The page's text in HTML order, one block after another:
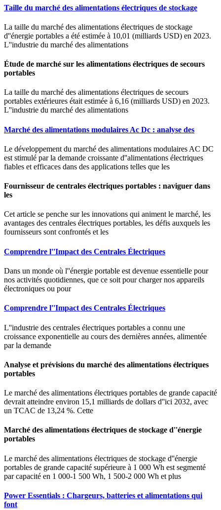
Taille du marché des alimentations électriques de stockage
La taille du marché des alimentations électriques de stockage
d''énergie portables a été estimée à 10,01 (milliards USD) en 2023.
L''industrie du marché des alimentations
Étude de marché sur les alimentations électriques de secours
portables
La taille du marché des alimentations électriques de secours
portables extérieures était estimée à 6,16 (milliards USD) en 2023.
L''industrie du marché des alimentations
Marché des alimentations modulaires Ac Dc : analyse des
Le développement du marché des alimentations modulaires AC DC
est stimulé par la demande croissante d''alimentations électriques
fiables et efficaces dans des applications telles que les
Fournisseur de centrales électriques portables : naviguer dans
les
Cet article se penche sur les innovations qui animent le marché, les
avantages des centrales électriques portables, les défis auxquels les
fournisseurs sont confrontés et les
Comprendre l''Impact des Centrales Électriques
Dans un monde où l''énergie portable est devenue essentielle pour
nos activités quotidiennes, que ce soit pour charger nos appareils
électroniques ou pour
Comprendre l''Impact des Centrales Électriques
L''industrie des centrales électriques portables a connu une
croissance exponentielle au cours des dernières années, alimentée
par la demande
Analyse et prévisions du marché des alimentations électriques
portables
Le marché des alimentations électriques portables de grande capacité
devrait atteindre environ 15,1 milliards de dollars d''ici 2032, avec
un TCAC de 13,24 %. Cette
Marché des alimentations électriques de stockage d''énergie
portables
Le marché des alimentations électriques de stockage d''énergie
portables de grande capacité supérieure à 1 000 Wh est segmenté
par capacité en 1 000-1 500 Wh, 1 500-2 000 Wh et plus
Power Essentials : Chargeurs, batteries et alimentations qui
font